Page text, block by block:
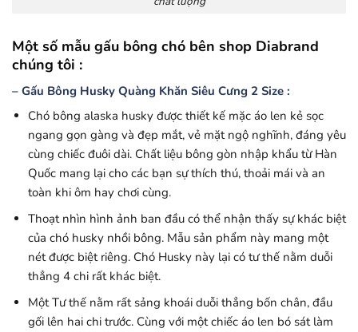
Một số mẫu gấu bông chó bên shop Diabrand
chúng tôi :
– Gấu Bông Husky Quàng Khăn Siêu Cưng 2 Size :
Chó bông alaska husky được thiết kế mặc áo len kẻ sọc
ngang gọn gàng và đẹp mắt, vẻ mặt ngộ nghĩnh, đáng yêu
cùng chiếc đuôi dài. Chất liệu bông gòn nhập khẩu từ Hàn
Quốc mang lại cho các bạn sự thích thú, thoải mái và an
toàn khi ôm hay chơi cùng.
Thoạt nhìn hình ảnh ban đầu có thể nhận thấy sự khác biệt
của chó husky nhồi bông. Mẫu sản phẩm này mang một
nét được biệt riêng. Chó Husky này lại có tư thế nằm duỗi
thẳng 4 chi rất khác biệt.
Một Tư thế nằm rất sảng khoái duỗi thẳng bốn chân, đầu
gối lên hai chi trước. Cùng với một chiếc áo len bó sát làm